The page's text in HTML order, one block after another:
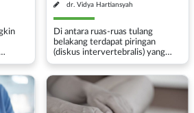
dr. Vidya Hartiansyah
Di antara ruas-ruas tulang
belakang terdapat piringan
(diskus intervertebralis) yang
berisi bahan yang lunak, yang
pelindung peredam benturan.
Diskus terdiri dari lapisan...